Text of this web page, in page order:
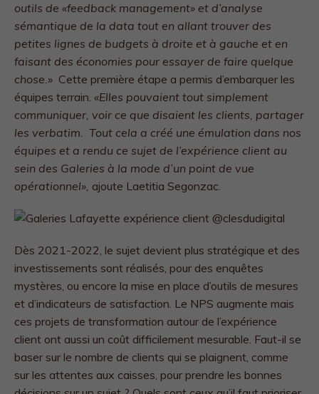
outils de «feedback management» et d’analyse
sémantique de la data tout en allant trouver des
petites lignes de budgets à droite et à gauche et en
faisant des économies pour essayer de faire quelque
chose.» Cette première étape a permis d’embarquer les
équipes terrain. «Elles pouvaient tout simplement
communiquer, voir ce que disaient les clients, partager
les verbatim. Tout cela a créé une émulation dans nos
équipes et a rendu ce sujet de l’expérience client au
sein des Galeries à la mode d’un point de vue
opérationnel», ajoute Laetitia Segonzac.
Dès 2021-2022, le sujet devient plus stratégique et des
investissements sont réalisés, pour des enquêtes
mystères, ou encore la mise en place d’outils de mesures
et d’indicateurs de satisfaction. Le NPS augmente mais
ces projets de transformation autour de l’expérience
client ont aussi un coût difficilement mesurable. Faut-il se
baser sur le nombre de clients qui se plaignent, comme
sur les attentes aux caisses, pour prendre les bonnes